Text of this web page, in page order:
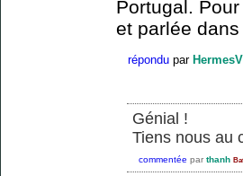
Portugal.
et parlée
répondu par
Génial !
Tiens nous au
commentée par thanh